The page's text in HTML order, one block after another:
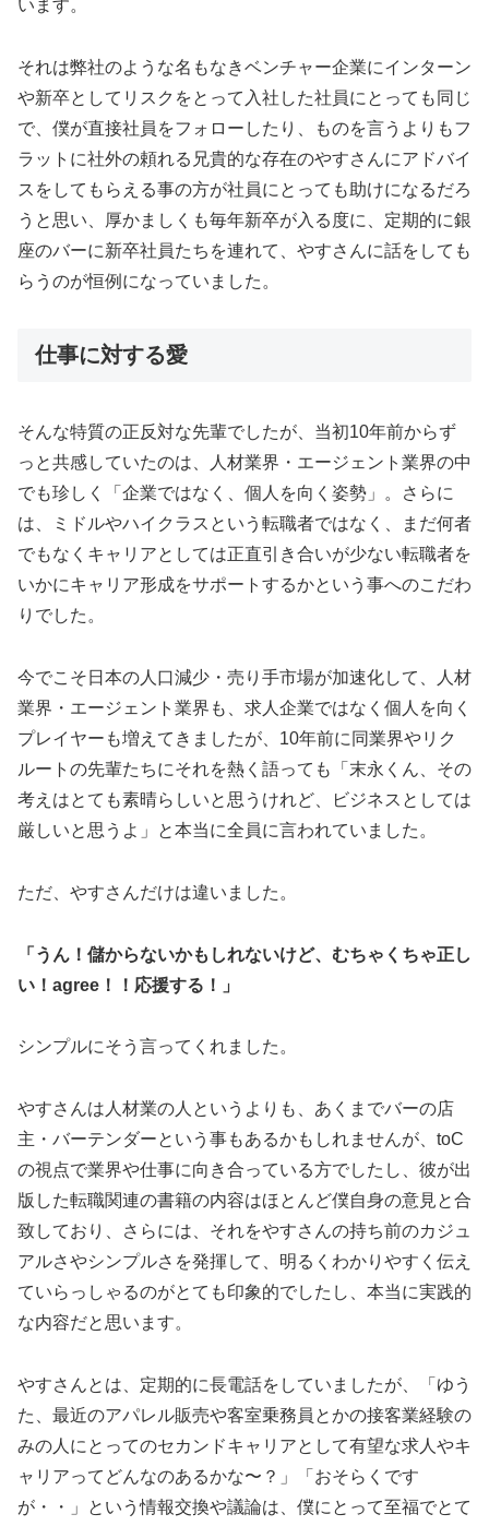
います。
それは弊社のような名もなきベンチャー企業にインターン
や新卒としてリスクをとって入社した社員にとっても同じ
で、僕が直接社員をフォローしたり、ものを言うよりもフ
ラットに社外の頼れる兄貴的な存在のやすさんにアドバイ
スをしてもらえる事の方が社員にとっても助けになるだろ
うと思い、厚かましくも毎年新卒が入る度に、定期的に銀
座のバーに新卒社員たちを連れて、やすさんに話をしても
らうのが恒例になっていました。
仕事に対する愛
そんな特質の正反対な先輩でしたが、当初10年前からず
っと共感していたのは、人材業界・エージェント業界の中
でも珍しく「企業ではなく、個人を向く姿勢」。さらに
は、ミドルやハイクラスという転職者ではなく、まだ何者
でもなくキャリアとしては正直引き合いが少ない転職者を
いかにキャリア形成をサポートするかという事へのこだわ
りでした。
今でこそ日本の人口減少・売り手市場が加速化して、人材
業界・エージェント業界も、求人企業ではなく個人を向く
プレイヤーも増えてきましたが、10年前に同業界やリク
ルートの先輩たちにそれを熱く語っても「末永くん、その
考えはとても素晴らしいと思うけれど、ビジネスとしては
厳しいと思うよ」と本当に全員に言われていました。
ただ、やすさんだけは違いました。
「うん！儲からないかもしれないけど、むちゃくちゃ正し
い！agree！！応援する！」
シンプルにそう言ってくれました。
やすさんは人材業の人というよりも、あくまでバーの店
主・バーテンダーという事もあるかもしれませんが、toC
の視点で業界や仕事に向き合っている方でしたし、彼が出
版した転職関連の書籍の内容はほとんど僕自身の意見と合
致しており、さらには、それをやすさんの持ち前のカジュ
アルさやシンプルさを発揮して、明るくわかりやすく伝え
ていらっしゃるのがとても印象的でしたし、本当に実践的
な内容だと思います。
やすさんとは、定期的に長電話をしていましたが、「ゆう
た、最近のアパレル販売や客室乗務員とかの接客業経験の
みの人にとってのセカンドキャリアとして有望な求人やキ
ャリアってどんなのあるかな〜？」「おそらくです
が・・」という情報交換や議論は、僕にとって至福でとて